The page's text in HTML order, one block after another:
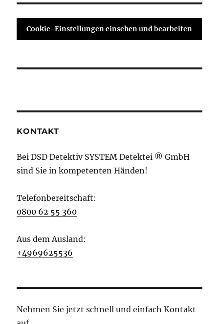
Cookie-Einstellungen einsehen und bearbeiten
KONTAKT
Bei DSD Detektiv SYSTEM Detektei ® GmbH
sind Sie in kompetenten Händen!
Telefonbereitschaft:
0800 62 55 360
Aus dem Ausland:
+4969625536
Nehmen Sie jetzt schnell und einfach Kontakt